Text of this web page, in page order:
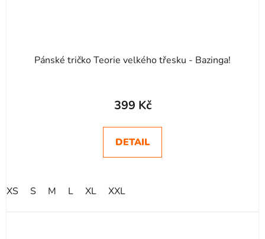
Pánské tričko Teorie velkého třesku - Bazinga!
hodnocení
je
5,0
399 Kč
DETAIL
XS S M L XL XXL